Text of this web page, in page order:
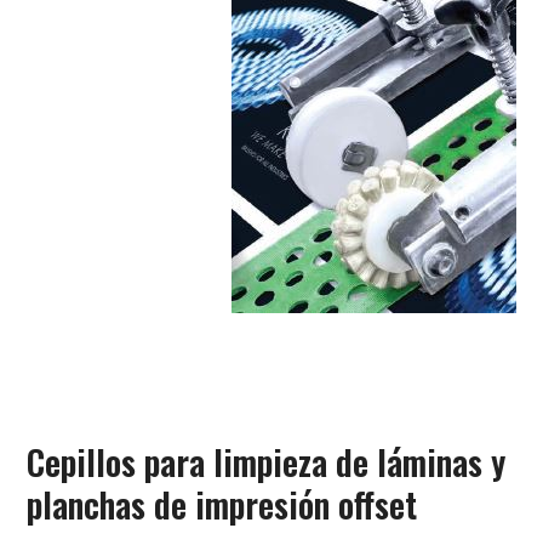
Cepillos para limpieza de láminas y
planchas de impresión offset